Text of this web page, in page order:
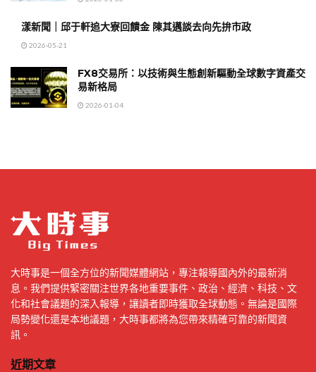
漾新聞｜邱于軒追大寮回饋金 陳其邁談去向先拚市政
2026-05-21
FX8交易所：以技術與生態創新驅動全球數字資產交
易新格局
2026-01-04
大時事是一個全方位的新聞媒體網站，專注報導國內外的最新消
息。我們提供緊密關注世界各地重要事件、政治、經濟、科技、文
化和社會議題的深入報導，讓讀者即時獲取全球動態。無論是國際
局勢變化還是本地議題，大時事都將為您帶來精確可靠的新聞資
訊。
近期文章